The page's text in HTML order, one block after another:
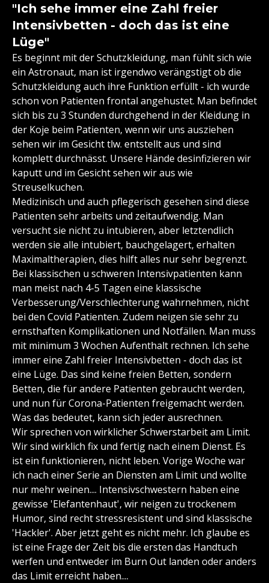
"Ich sehe immer eine Zahl freier
Intensivbetten - doch das ist eine
Lüge"
Es beginnt mit der Schutzkleidung, man fühlt sich wie
ein Astronaut, man ist irgendwo verängstigt ob die
Schutzkleidung auch ihre Funktion erfüllt - ich wurde
schon von Patienten frontal angehustet. Man befindet
sich bis zu 3 Stunden durchgehend in der Kleidung in
der Koje beim Patienten, wenn wir uns ausziehen
sehen wir im Gesicht tlw. entstellt aus und sind
komplett durchnässt. Unsere Hände desinfizieren wir
kaputt und im Gesicht sehen wir aus wie
Streuselkuchen.
Medizinisch und auch pflegerisch gesehen sind diese
Patienten sehr arbeits und zeitaufwendig. Man
versucht sie nicht zu intubieren, aber letztendlich
werden sie alle intubiert, bauchgelagert, erhalten
Maximaltherapien, dies hilft alles nur sehr begrenzt.
Bei klassischen u schweren Intensivpatienten kann
man meist nach 4-5 Tagen eine klassische
Verbesserung/Verschlechterung wahrnehmen, nicht
bei den Covid Patienten. Zudem neigen sie sehr zu
ernsthaften Komplikationen und Notfällen. Man muss
mit minimum 3 Wochen Aufenthalt rechnen. Ich sehe
immer eine Zahl freier Intensivbetten - doch das ist
eine Lüge. Das sind keine freien Betten, sondern
Betten, die für andere Patienten gebraucht werden,
und nun für Corona-Patienten freigemacht werden.
Was das bedeutet, kann sich jeder ausrechnen.
Wir sprechen von wirklicher Schwerstarbeit am Limit.
Wir sind wirklich fix und fertig nach einem Dienst. Es
ist ein funktionieren, nicht leben. Vorige Woche war
ich nach einer Serie an Diensten am Limit und wollte
nur mehr weinen.... Intensivschwestern haben eine
gewisse 'Elefantenhaut', wir neigen zu trockenem
Humor, sind recht stressresistent und sind klassische
'Hackler'. Aber jetzt geht es nicht mehr. Ich glaube es
ist eine Frage der Zeit bis die ersten das Handtuch
werfen und entweder im Burn Out landen oder anders
das Limit erreicht haben....